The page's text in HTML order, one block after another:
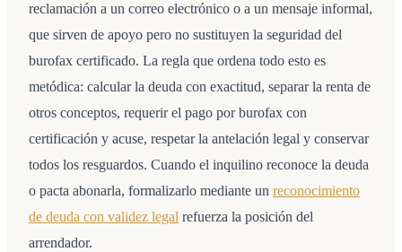
reclamación a un correo electrónico o a un mensaje informal,
que sirven de apoyo pero no sustituyen la seguridad del
burofax certificado. La regla que ordena todo esto es
metódica: calcular la deuda con exactitud, separar la renta de
otros conceptos, requerir el pago por burofax con
certificación y acuse, respetar la antelación legal y conservar
todos los resguardos. Cuando el inquilino reconoce la deuda
o pacta abonarla, formalizarlo mediante un reconocimiento
de deuda con validez legal refuerza la posición del
arrendador.